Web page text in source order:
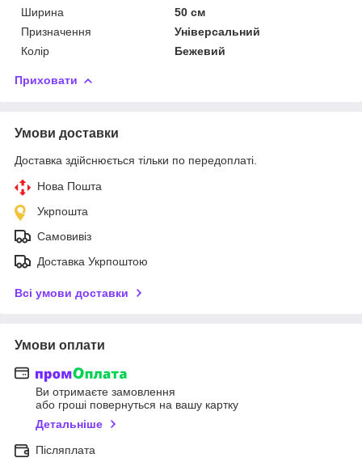
Ширина
50 см
Призначення
Універсальний
Колір
Бежевий
Приховати
Умови доставки
Доставка здійснюється тільки по передоплаті.
Нова Пошта
Укрпошта
Самовивіз
Доставка Укрпоштою
Всі умови доставки
Умови оплати
Ви отримаєте замовлення
або гроші повернуться на вашу картку
Детальніше
Післяплата